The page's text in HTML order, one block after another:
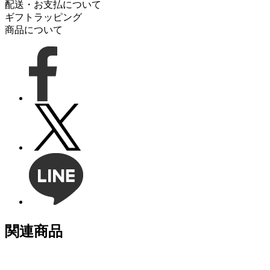
配送・お支払について
ギフトラッピング
商品について
関連商品